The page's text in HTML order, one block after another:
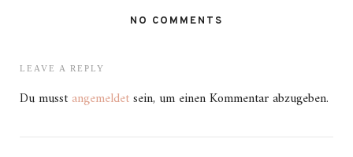
NO COMMENTS
LEAVE A REPLY
Du musst angemeldetsein, um einen Kommentar abzugeben.